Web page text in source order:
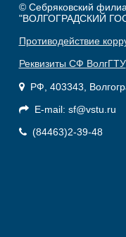
© Себряковский
"ВОЛГОГРАДСКИЙ
Противодействие
Реквизиты СФ ВолгГТУ
РФ, 403343,
E-mail: sf@vstu.ru
(84463)2-39-48